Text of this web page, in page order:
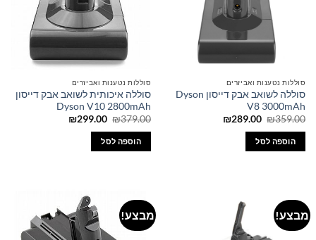
סוללות נטענות ואביזרים
סוללה לשואב אבק דייסון Dyson
V8 3000mAh
₪359.00
המחיר
היה:
₪359.00.
₪289.00
המחיר
הוספה לסל
סוללות נטענות ואביזרים
סוללה איכותית לשואב אבק דייסון
Dyson V10 2800mAh
₪379.00
המחיר
היה:
₪379.00.
₪299.00
המחיר
הוספה לסל
מבצע! מבצע!